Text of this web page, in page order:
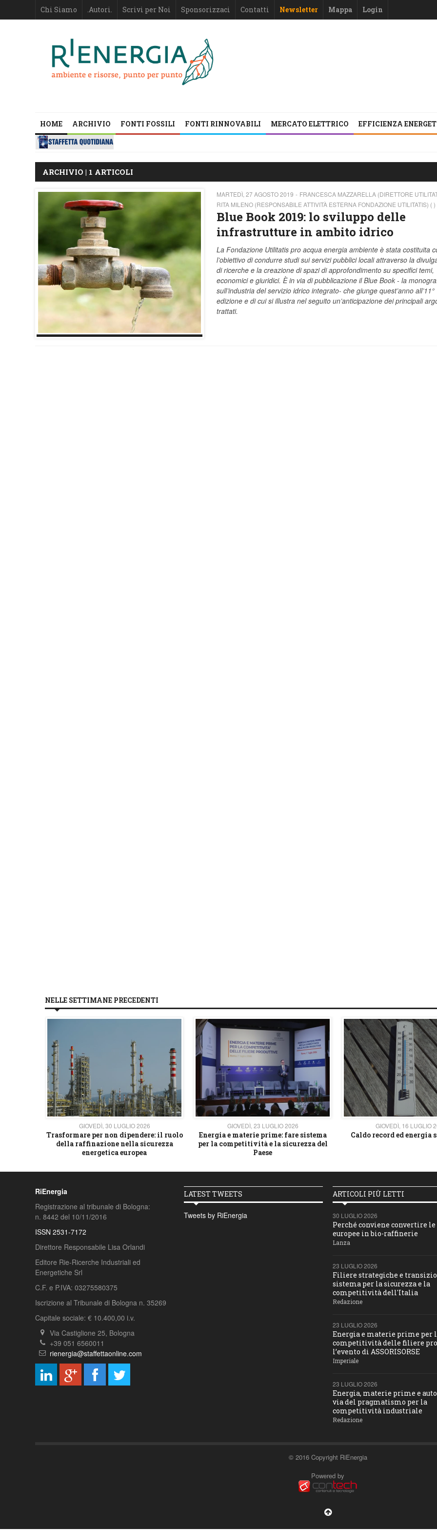
Chi Siamo .Autori. Scrivi per Noi Sponsorizzaci Contatti Newsletter Mappa Login
HOME ARCHIVIO FONTI FOSSILI FONTI RINNOVABILI MERCATO ELETTRICO EFFICIENZA
ARCHIVIO | 1 ARTICOLI
MARTEDÌ, 27 AGOSTO 2019
FRANCESCA MAZZARELLA (DIRETTORE
RITA MILENO (RESPONSABILE ATTIVITÀ ESTERNA FONDAZIONE UTILITATIS) ( )
Blue Book 2019: lo sviluppo delle
infrastrutture in ambito idrico
La Fondazione Utilitatis pro acqua energia ambiente è stata costituita
l’obiettivo di condurre studi sui servizi pubblici locali attraverso la
di ricerche e la creazione di spazi di approfondimento su specifici temi,
economici e giuridici. È in via di pubblicazione il Blue Book - la
sull’industria del servizio idrico integrato- che giunge quest’anno all’11°
edizione e di cui si illustra nel seguito un’anticipazione dei principali
trattati.
NELLE SETTIMANE PRECEDENTI
GIOVEDÌ, 30 LUGLIO 2026
Trasformare per non dipendere: il ruolo
della raffinazione nella sicurezza
energetica europea
GIOVEDÌ, 23 LUGLIO 2026
Energia e materie prime: fare sistema
per la competitività e la sicurezza del
Paese
GIOVEDÌ, 16 LUGLIO
Caldo record ed energia
RiEnergia
Registrazione al tribunale di Bologna:
n. 8442 del 10/11/2016
ISSN 2531-7172
Direttore Responsabile Lisa Orlandi
Editore Rie-Ricerche Industriali ed
Energetiche Srl
C.F. e P.IVA: 03275580375
Iscrizione al Tribunale di Bologna n. 35269
Capitale sociale: € 10.400,00 i.v.
Via Castiglione 25, Bologna
+39 051 6560011
rienergia@staffettaonline.com
LATEST TWEETS
Tweets by RiEnergia
ARTICOLI PIÙ LETTI
30 LUGLIO 2026
Perché conviene convertire
europee in bio-raffinerie
Lanza
23 LUGLIO 2026
Filiere strategiche e
sistema per la sicurezza e la
competitività dell'Italia
Redazione
23 LUGLIO 2026
Energia e materie prime per
competitività delle filiere
l’evento di ASSORISORSE
Imperiale
23 LUGLIO 2026
Energia, materie prime e
via del pragmatismo per la
competitività industriale
Redazione
© 2016 Copyright RiEnergia
Powered by